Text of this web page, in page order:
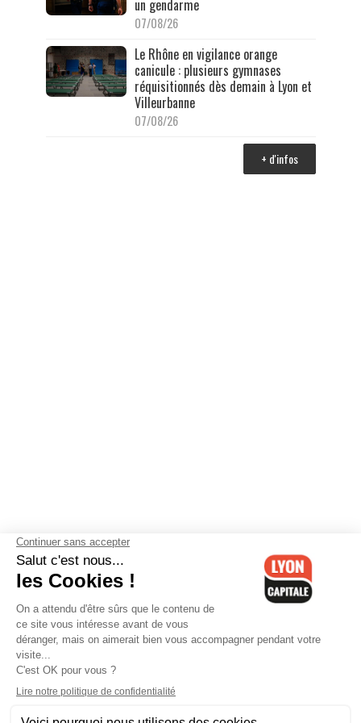
un gendarme
07/08/26
Le Rhône en vigilance orange
canicule : plusieurs gymnases
réquisitionnés dès demain à Lyon et
Villeurbanne
07/08/26
+ d'infos